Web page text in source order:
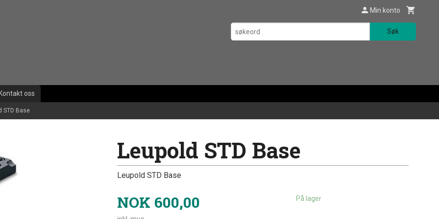
Min konto
Søk
Kontakt oss
STD Base
Leupold STD Base
Leupold STD Base
NOK 600,00 På lager